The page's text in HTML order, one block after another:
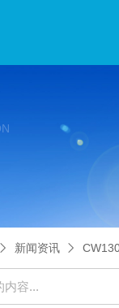
新闻资讯 CW130